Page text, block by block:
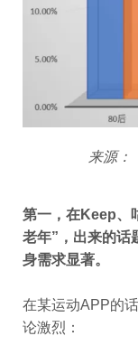
来源：
第一，在Keep、
老年”，出来的话
身需求显著。
在某运动APP的
论激烈：